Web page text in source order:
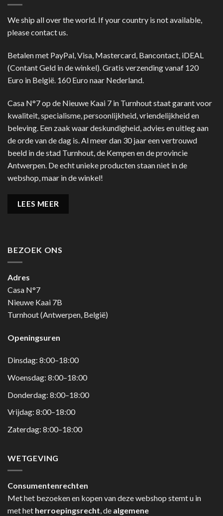
We ship all over the world. If your country is not available,
please contact us.
Betalen met PayPal, Visa, Mastercard, Bancontact, iDEAL
(Contant Geld in de winkel). Gratis verzending vanaf 120
Euro in België. 160 Euro naar Nederland.
Casa N°7 op de Nieuwe Kaai 7 in Turnhout staat garant voor
kwaliteit, specialisme, persoonlijkheid, vriendelijkheid en
beleving. Een zaak waar deskundigheid, advies en uitleg aan
de orde van de dag is. Al meer dan 30 jaar een vertrouwd
beeld in de stad Turnhout, de Kempen en de provincie
Antwerpen. De echt unieke producten staan niet in de
webshop, maar in de winkel!
LEES MEER
BEZOEK ONS
Adres
Casa N°7
Nieuwe Kaai 7B
Turnhout (Antwerpen, België)
Openingsuren
Dinsdag: 8:00–18:00
Woensdag: 8:00–18:00
Donderdag: 8:00–18:00
Vrijdag: 8:00–18:00
Zaterdag: 8:00–18:00
WETGEVING
Consumentenrechten
Met het bezoeken en kopen van deze webshop stemt u in
met het herroepingsrecht, de algemene